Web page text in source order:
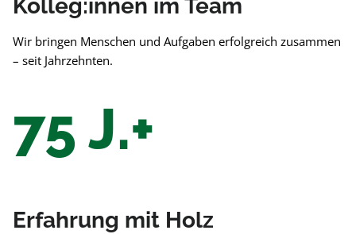
Kolleg:innen im Team
Wir bringen Menschen und Aufgaben erfolgreich zusammen
– seit Jahrzehnten.
75 J.+
Erfahrung mit Holz